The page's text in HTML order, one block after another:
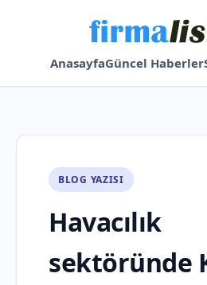
AnasayfaGüncel Haberler
BLOG YAZISI
Havacılık
sektöründe